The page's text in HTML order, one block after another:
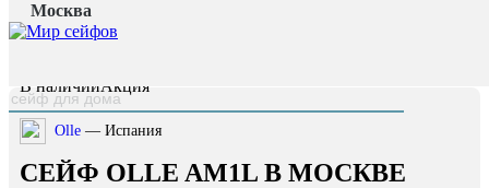
Москва
Главная страница
Каталог /
В наличииАкция
Olle — Испания
СЕЙФ OLLE AM1L В МОСКВЕ